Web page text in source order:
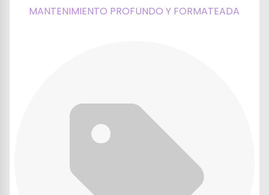
MANTENIMIENTO PROFUNDO Y FORMATEADA